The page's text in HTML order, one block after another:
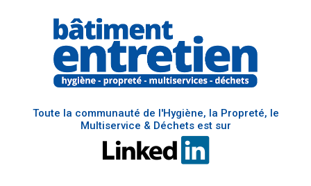
Toute la communauté de l'Hygiène, la Propreté, le
Multiservice & Déchets est sur